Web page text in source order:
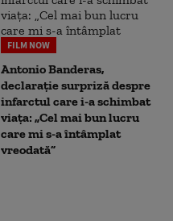
FILM NOW
Antonio Banderas,
declarație surpriză despre
infarctul care i-a schimbat
viața: „Cel mai bun lucru
care mi s-a întâmplat
vreodată”